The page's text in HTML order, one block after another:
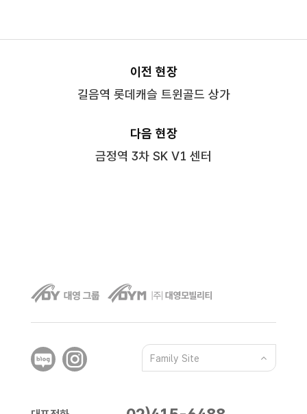
이전 현장
길음역 롯데캐슬 트윈골드 상가
다음 현장
금정역 3차 SK V1 센터
Family Site